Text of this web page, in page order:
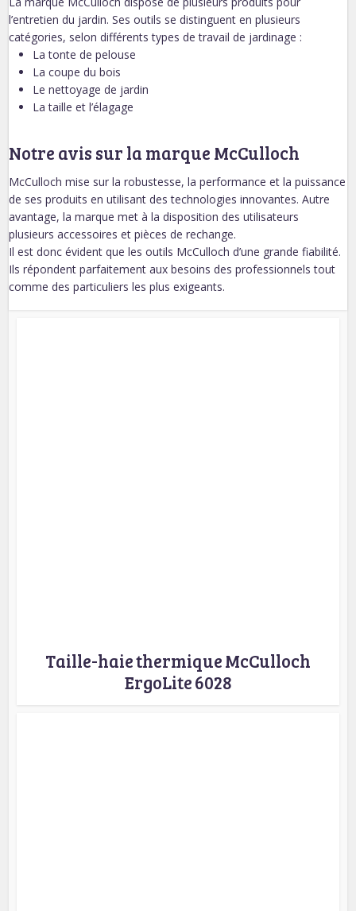
l’entretien du jardin. Ses outils se distinguent en plusieurs
catégories, selon différents types de travail de jardinage :
La tonte de pelouse
La coupe du bois
Le nettoyage de jardin
La taille et l’élagage
Notre avis sur la marque McCulloch
McCulloch mise sur la robustesse, la performance et la puissance
de ses produits en utilisant des technologies innovantes. Autre
avantage, la marque met à la disposition des utilisateurs
plusieurs accessoires et pièces de rechange.
Il est donc évident que les outils McCulloch d’une grande fiabilité.
Ils répondent parfaitement aux besoins des professionnels tout
comme des particuliers les plus exigeants.
Taille-haie thermique McCulloch
ErgoLite 6028